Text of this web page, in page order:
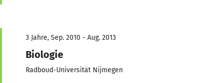
3 Jahre, Sep. 2010 - Aug. 2013
Biologie
Radboud-Universität Nijmegen